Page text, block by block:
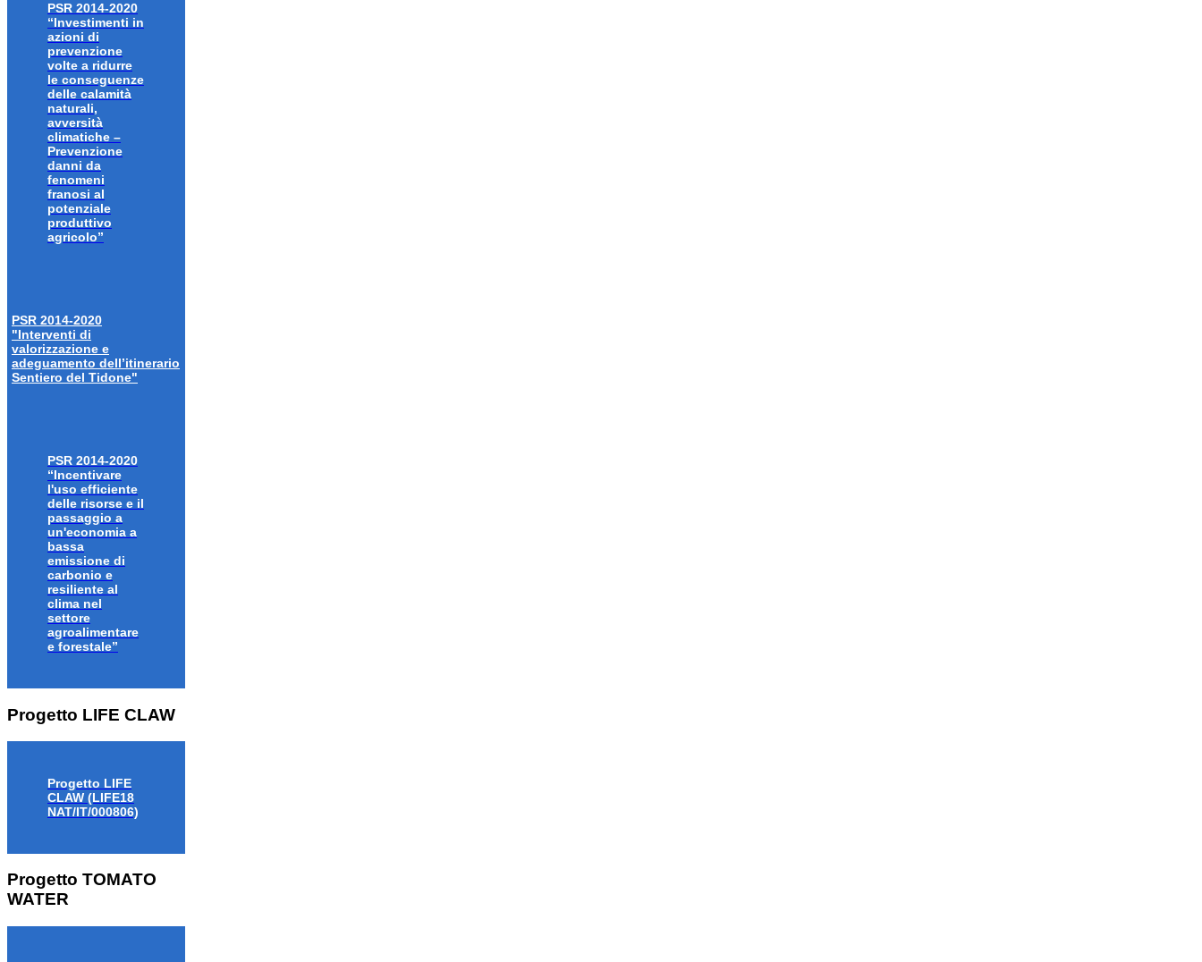
PSR 2014-2020
“Investimenti in
azioni di
prevenzione
volte a ridurre
le conseguenze
delle calamità
naturali,
avversità
climatiche –
Prevenzione
danni da
fenomeni
franosi al
potenziale
produttivo
agricolo”
PSR 2014-2020
"Interventi di
valorizzazione e
adeguamento dell’itinerario
Sentiero del Tidone"
PSR 2014-2020
“Incentivare
l'uso efficiente
delle risorse e il
passaggio a
un'economia a
bassa
emissione di
carbonio e
resiliente al
clima nel
settore
agroalimentare
e forestale”
Progetto LIFE CLAW
Progetto LIFE
CLAW (LIFE18
NAT/IT/000806)
Progetto TOMATO
WATER